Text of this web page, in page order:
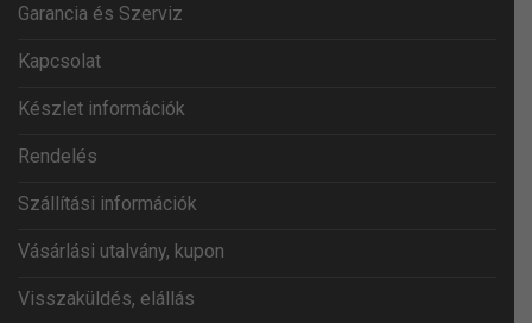
Garancia és Szerviz
Kapcsolat
Készlet információk
Rendelés
Szállítási információk
Vásárlási utalvány, kupon
Visszaküldés, elállás